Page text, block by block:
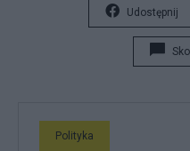
Udostępnij
Polityka